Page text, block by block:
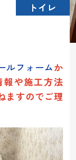
トイレ
ルフォームか
報や施工方法
ますのでご理